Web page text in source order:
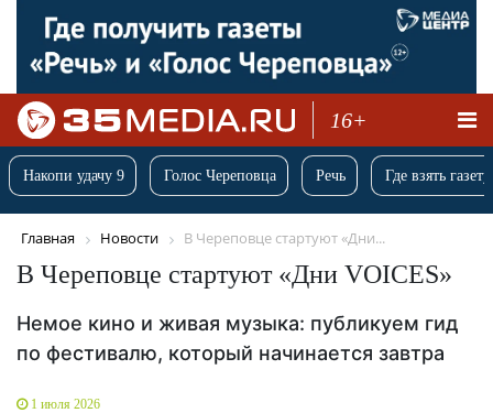
16+
Накопи удачу 9 Голос Череповца Речь Где взять
Главная Новости В Череповце стартуют «Дни...
В Череповце стартуют «Дни VOICES»
Немое кино и живая музыка: публикуем гид
по фестивалю, который начинается завтра
1 июля 2026